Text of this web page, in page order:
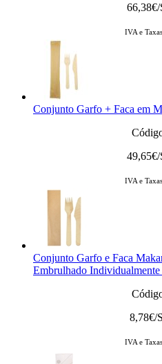
66,38
IVA e
Conjunto Garfo + Faca em
49,65
IVA e
Conjunto Garfo e Faca
Embrulhado
8,78€/
IVA e